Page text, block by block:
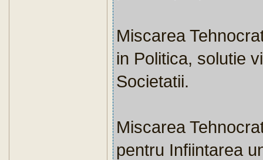
Miscarea
in Politica, solutie
Societatii.
Miscarea
pentru Infiintarea